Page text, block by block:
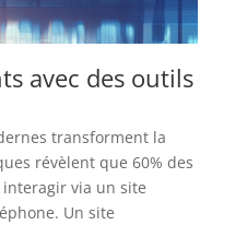
avec des outils
transforment la
révèlent que 60% des
via un site
Un site